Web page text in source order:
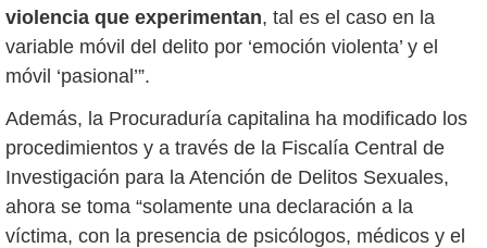
violencia que experimentan, tal es el caso en la
variable móvil del delito por ‘emoción violenta’ y el
móvil ‘pasional’”.
Además, la Procuraduría capitalina ha modificado los
procedimientos y a través de la Fiscalía Central de
Investigación para la Atención de Delitos Sexuales,
ahora se toma “solamente una declaración a la
víctima, con la presencia de psicólogos, médicos y el